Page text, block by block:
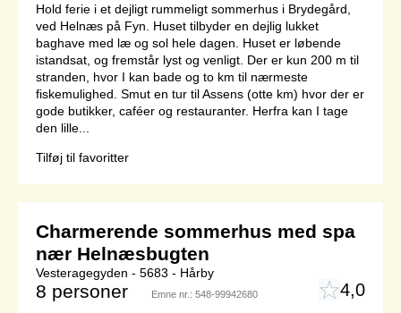
Hold ferie i et dejligt rummeligt sommerhus i Brydegård,
ved Helnæs på Fyn. Huset tilbyder en dejlig lukket
baghave med læ og sol hele dagen. Huset er løbende
istandsat, og fremstår lyst og venligt. Der er kun 200 m til
stranden, hvor I kan bade og to km til nærmeste
fiskemulighed. Smut en tur til Assens (otte km) hvor der er
gode butikker, caféer og restauranter. Herfra kan I tage
den lille...
Tilføj til favoritter
Charmerende sommerhus med spa
nær Helnæsbugten
Vesteragegyden - 5683 - Hårby
8 personer Emne nr.: 548-99942680 4,0